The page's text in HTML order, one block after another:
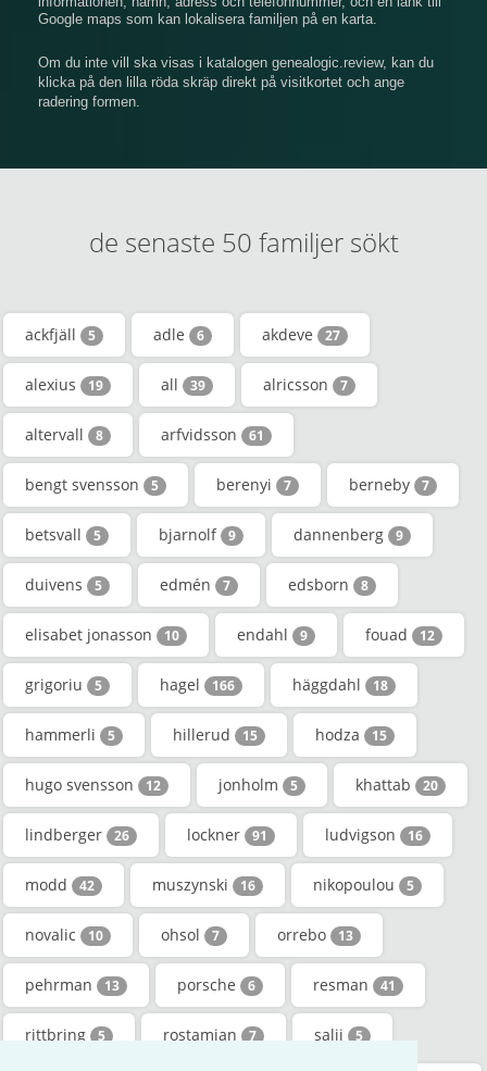
Google maps som kan lokalisera familjen på en karta.
Om du inte vill ska visas i katalogen genealogic.review, kan du
klicka på den lilla röda skräp direkt på visitkortet och ange
radering formen.
de senaste 50 familjer sökt
ackfjäll 5 adle 6 akdeve 27
alexius 19 all 39 alricsson 7
altervall 8 arfvidsson 61
bengt svensson 5 berenyi 7 berneby 7
betsvall 5 bjarnolf 9 dannenberg 9
duivens 5 edmén 7 edsborn 8
elisabet jonasson 10 endahl 9 fouad 12
grigoriu 5 hagel 166 häggdahl 18
hammerli 5 hillerud 15 hodza 15
hugo svensson 12 jonholm 5 khattab 20
lindberger 26 lockner 91 ludvigson 16
modd 42 muszynski 16 nikopoulou 5
novalic 10 ohsol 7 orrebo 13
pehrman 13 porsche 6 resman 41
rittbring 5 rostamian 7 salji 5